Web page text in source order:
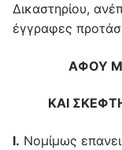
Δικαστηρίου,
έγγραφες
ΑΦΟΥ
ΚΑΙ
Ι. Νομίμως